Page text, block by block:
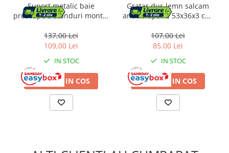
Suport metalic baie
prosoape 3 standuri montaj
design modern, negru
137,00 Lei
109,00 Lei
IN STOC
ADAUGA IN COS
Gratar dus lemn salcam
antiderapant, 53x36x3 cm,
107,00 Lei
85,00 Lei
IN STOC
ADAUGA IN COS